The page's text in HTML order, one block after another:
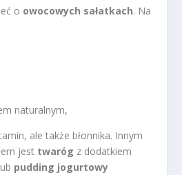
o owocowych sałatkach. Na
naturalnym,
ale także błonnika. Innym
jest twaróg z dodatkiem
pudding jogurtowy